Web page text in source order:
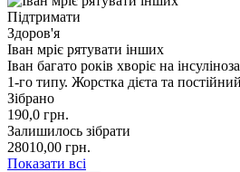
Підтримати
Здоров'я
Іван мріє рятувати інших
Іван багато років хворіє на
1-го типу. Жорстка дієта та
Зібрано
190,0 грн.
Залишилось зібрати
28010,00 грн.
Показати всі